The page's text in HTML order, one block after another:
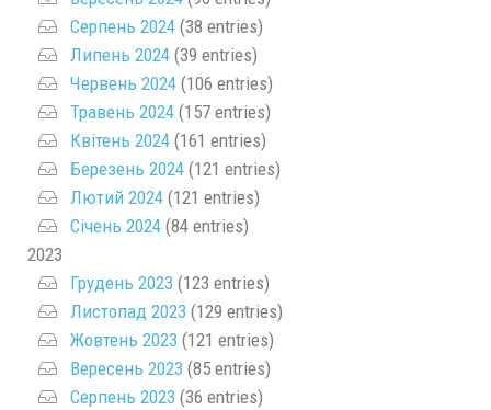
Серпень 2024 (38 entries)
Липень 2024 (39 entries)
Червень 2024 (106 entries)
Травень 2024 (157 entries)
Квітень 2024 (161 entries)
Березень 2024 (121 entries)
Лютий 2024 (121 entries)
Січень 2024 (84 entries)
2023
Грудень 2023 (123 entries)
Листопад 2023 (129 entries)
Жовтень 2023 (121 entries)
Вересень 2023 (85 entries)
Серпень 2023 (36 entries)